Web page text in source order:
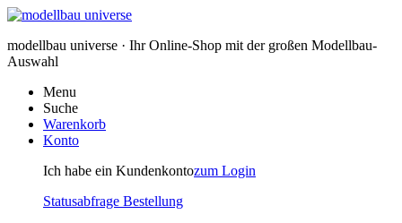
modellbau universe · Ihr Online-Shop mit der großen Modellbau-
Auswahl
Menu
Suche
Warenkorb
Konto
Ich habe ein Kundenkontozum Login
Statusabfrage Bestellung